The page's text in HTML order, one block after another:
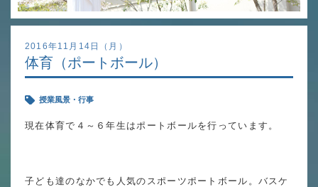
2016年11月14日（月）
体育（ポートボール）
授業風景・行事
現在体育で４～６年生はポートボールを行っています。
子ども達のなかでも人気のスポーツポートボール。バスケ
スクールバス運行
授業の特色
進路指導